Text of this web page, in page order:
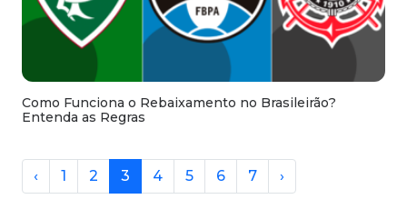
Como Funciona o Rebaixamento no Brasileirão?
Entenda as Regras
‹ 1 2 3 4 5 6 7 ›